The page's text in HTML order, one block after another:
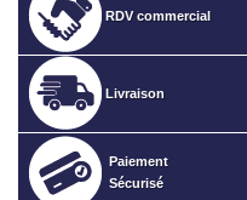
RDV commercial
Livraison
Paiement
Sécurisé